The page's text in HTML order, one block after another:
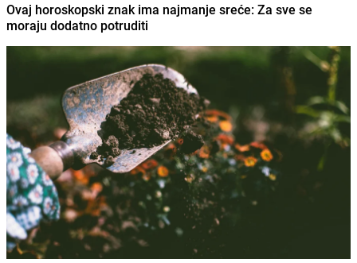
Ovaj horoskopski znak ima najmanje sreće: Za sve se
moraju dodatno potruditi